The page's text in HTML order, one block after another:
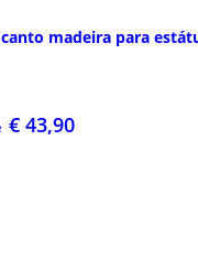
madeira para
€ 43,90